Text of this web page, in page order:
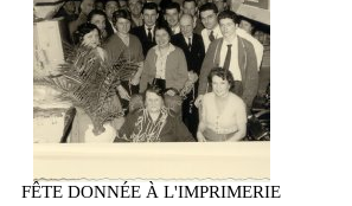
FÊTE DONNÉE À L'IMPRIMERIE